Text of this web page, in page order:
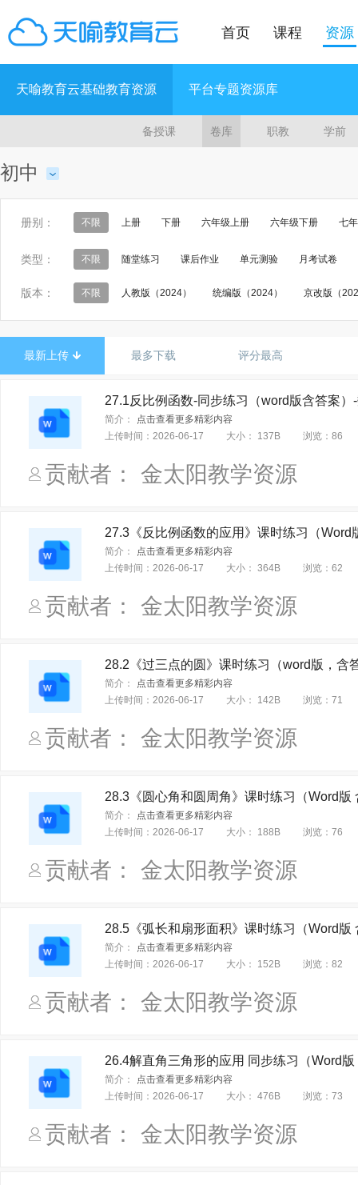
首页 课程 资源
天喻教育云基础教育资源 平台专题资源库
备授课 卷库 职教 学前
初中
册别： 不限 上册 下册 六年级上册 六年级下册 七
九年级全一册
乡土历史
类型： 不限 随堂练习 课后作业 单元测验 月考试卷
版本： 不限 人教版（2024） 统编版（2024） 京改版（
人教版（五四制）（2024） 鲁教版（2024） 北师大版
统编版（五四制）（2024） 鲁教版（五四制）（2024）
济南版（2024）
苏教版（2024） 教科版（2024） 译林版（2024）
华东师大版（2024） 北京版（2024） 沪科版（2024）
岳麓书社版 中图课标（新） 中图课标版
华东师大课标版（旧版本） 鲁教课标版（五四制旧版本）
爱书人数学微课程 延边教育出版社（新） 语文社课标版
译林出版社 江苏科技 江苏凤凰教育出版社
长春课标版（2016） 鲁人课标版 川教课标版 科粤
北师大课标版（京版） 鲁科课标版（五四制） 鲁人课标
鄂教课标版（新） 沪外教版（新世纪版） 中华书局版
最新上传 最多下载 评分最高
27.1反比例函数-同步练习（word版含答案
简介：
点击查看更多精彩内容
上传时间： 2026-06-17 大小： 137B 浏览： 86
贡献者： 金太阳教学资源
27.3《反比例函数的应用》课时练习（
简介：
点击查看更多精彩内容
上传时间： 2026-06-17 大小： 364B 浏览： 62
贡献者： 金太阳教学资源
28.2《过三点的圆》课时练习（word版，含
简介：
点击查看更多精彩内容
上传时间： 2026-06-17 大小： 142B 浏览： 71
贡献者： 金太阳教学资源
28.3《圆心角和圆周角》课时练习（Word
简介：
点击查看更多精彩内容
上传时间： 2026-06-17 大小： 188B 浏览： 76
贡献者： 金太阳教学资源
28.5《弧长和扇形面积》课时练习（Word
简介：
点击查看更多精彩内容
上传时间： 2026-06-17 大小： 152B 浏览： 82
贡献者： 金太阳教学资源
26.4解直角三角形的应用 同步练习（Word
简介：
点击查看更多精彩内容
上传时间： 2026-06-17 大小： 476B 浏览： 73
贡献者： 金太阳教学资源